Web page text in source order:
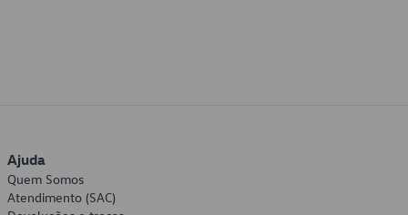
Ajuda
Quem Somos
Atendimento (SAC)